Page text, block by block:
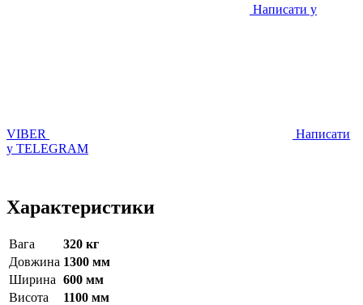
Написати у
VIBER
Написати
у TELEGRAM
Характеристики
Вага
320 кг
Довжина 1300 мм
Ширина 600 мм
Висота
1100 мм